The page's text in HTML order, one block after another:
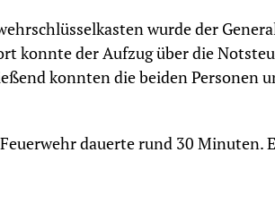
wurde der
konnte der Aufzug über die
konnten die beiden Personen
dauerte rund 30